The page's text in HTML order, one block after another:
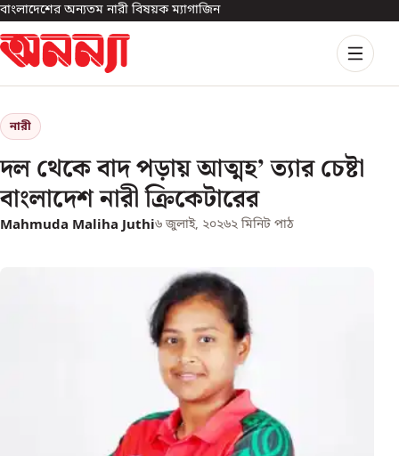
বাংলাদেশের অন্যতম নারী বিষয়ক ম্যাগাজিন
নারী
দল থেকে বাদ পড়ায় আত্মহ’ ত্যার চেষ্টা
বাংলাদেশ নারী ক্রিকেটারের
Mahmuda Maliha Juthi৬ জুলাই, ২০২৬২ মিনিট পাঠ